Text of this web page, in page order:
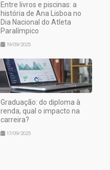
Entre livros e piscinas: a
história de Ana Lisboa no
Dia Nacional do Atleta
Paralímpico
19/09/2025
Graduação: do diploma à
renda, qual o impacto na
carreira?
17/09/2025